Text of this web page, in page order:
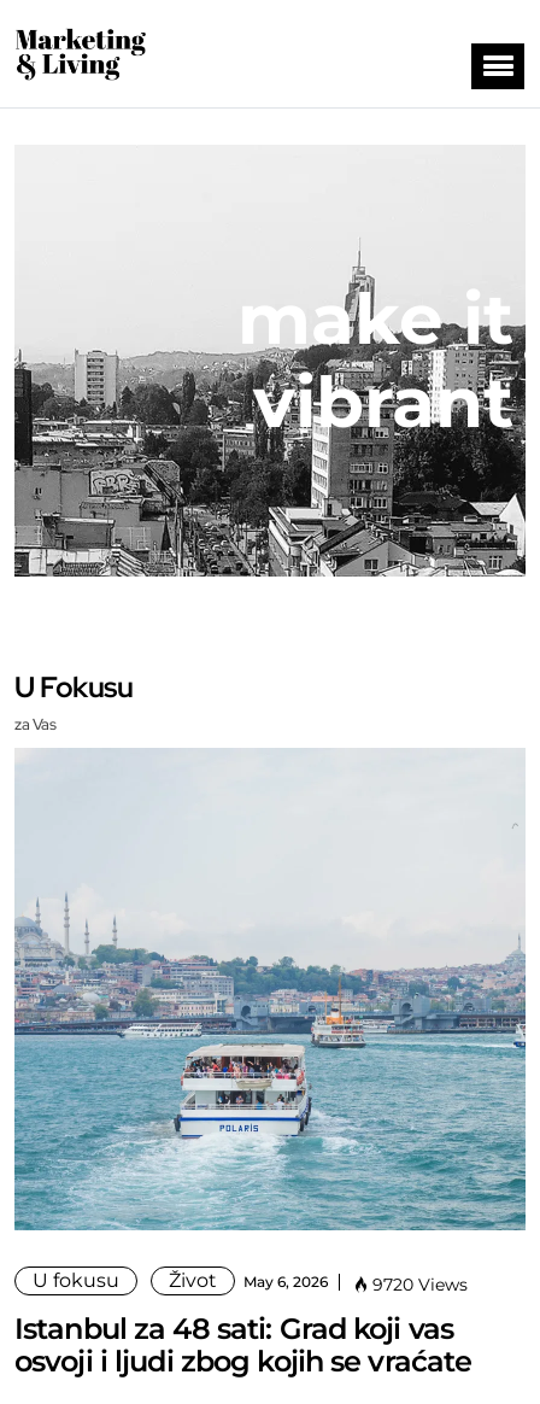
make it
vibrant
U Fokusu
za Vas
U fokusu Život May 6, 2026 9720 Views
Istanbul za 48 sati: Grad koji vas
osvoji i ljudi zbog kojih se vraćate